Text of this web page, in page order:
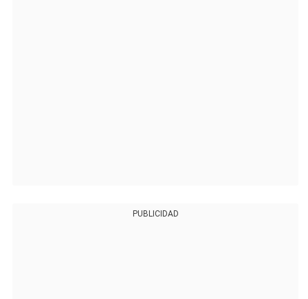
PUBLICIDAD